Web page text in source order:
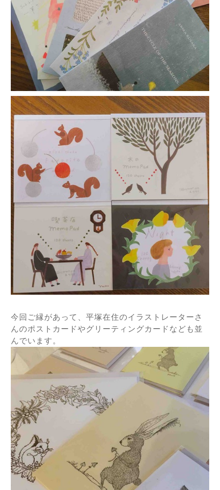
今回ご縁があって、平塚在住のイラストレーターさ
んのポストカードやグリーティングカードなども並
んでいます。